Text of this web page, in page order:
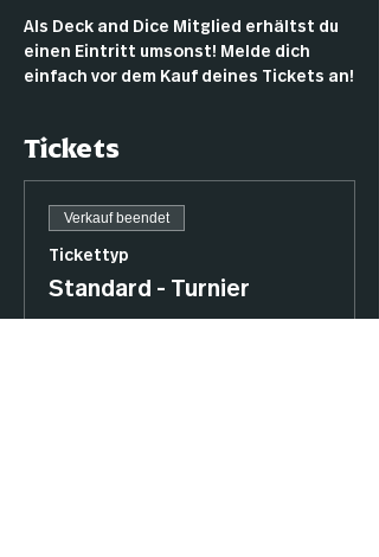
Als Deck and Dice Mitglied erhältst du
einen Eintritt umsonst! Melde dich
einfach vor dem Kauf deines Tickets an!
Tickets
Verkauf beendet
Tickettyp
Standard - Turnier